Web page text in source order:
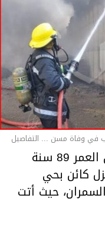
في وفاة مسن ... التفاصيل
توفي يوم أمس مسن يبلغ من العمر 89 سنة
كائن بحي
السمران، حيث أتت